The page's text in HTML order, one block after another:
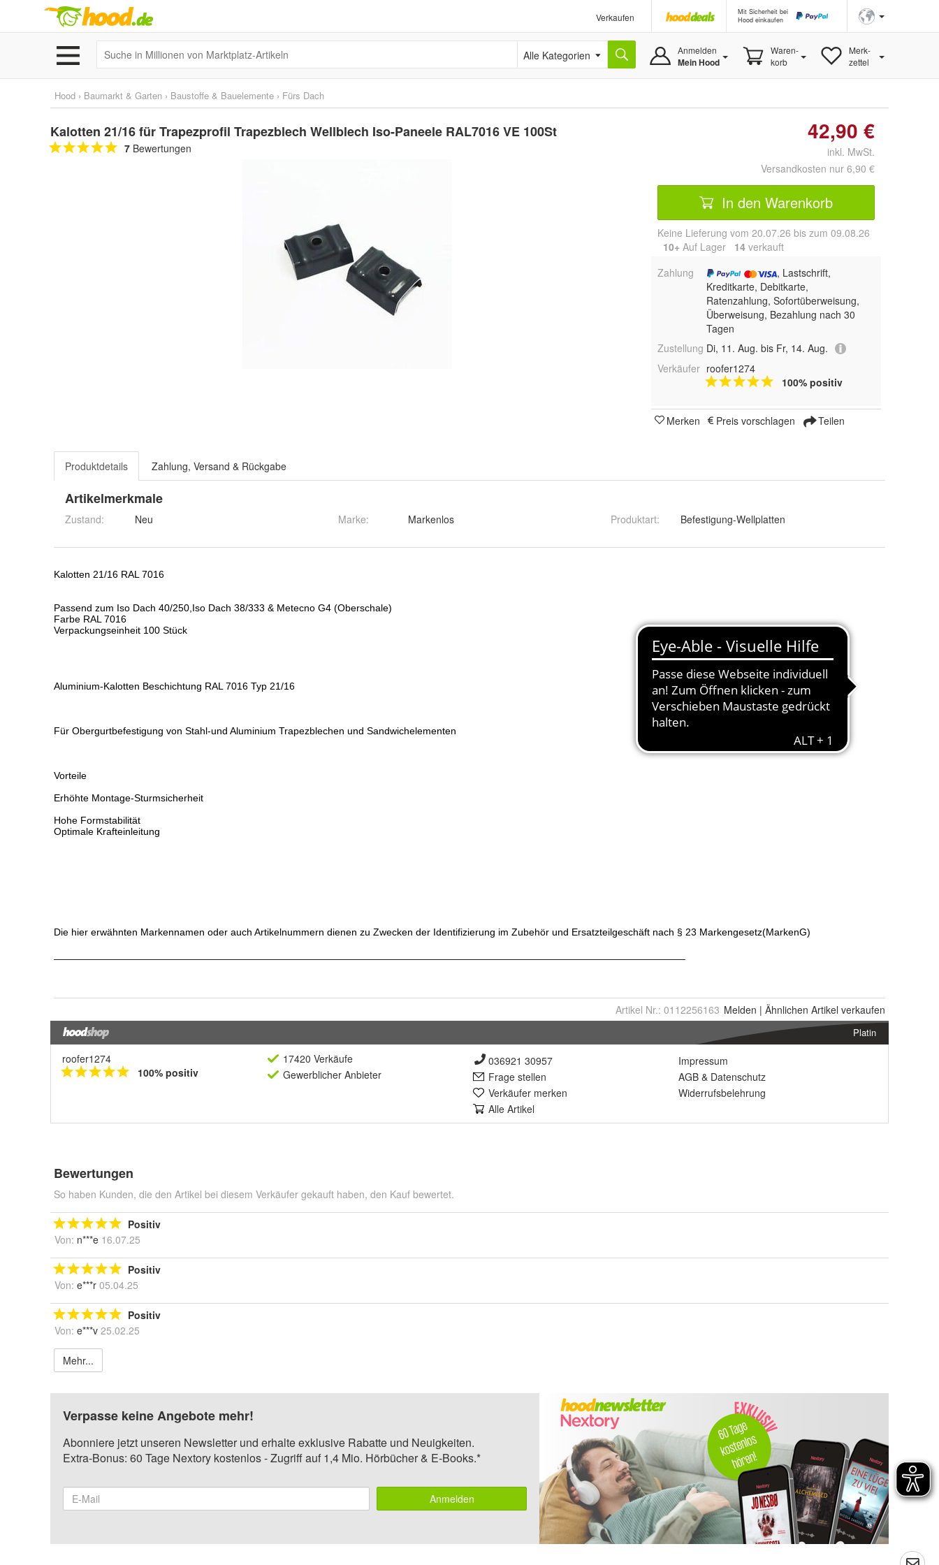
Verkaufen
Mit Sicherheit bei
Hood einkaufen
Alle Kategorien Anmelden
Mein Hood
Waren-
korb
Merk-
zettel
Hood › Baumarkt & Garten › Baustoffe & Bauelemente › Fürs Dach
Kalotten 21/16 für Trapezprofil Trapezblech Wellblech Iso-Paneele RAL7016 VE 100St
7 Bewertungen
42,90 €
inkl. MwSt.
Versandkosten nur 6,90 €
In den Warenkorb
Keine Lieferung vom 20.07.26 bis zum 09.08.26
10+ Auf Lager 14 verkauft
Zahlung
, Lastschrift,
Kreditkarte, Debitkarte,
Ratenzahlung, Sofortüberweisung,
Überweisung, Bezahlung nach 30
Tagen
Zustellung Di, 11. Aug. bis Fr, 14. Aug.
Verkäufer roofer1274
100% positiv
Merken Preis vorschlagen Teilen
Produktdetails Zahlung, Versand & Rückgabe
Artikelmerkmale
Zustand: Neu Marke: Markenlos Produktart: Befestigung-Wellplatten
Artikel Nr.: 0112256163 Melden | Ähnlichen Artikel verkaufen
Platin
roofer1274
100% positiv
17420 Verkäufe
Gewerblicher Anbieter
036921 30957
Frage stellen
Verkäufer merken
Alle Artikel
Impressum
AGB & Datenschutz
Widerrufsbelehrung
Bewertungen
So haben Kunden, die den Artikel bei diesem Verkäufer gekauft haben, den Kauf bewertet.
Positiv
Von: n***e 16.07.25
Positiv
Von: e***r 05.04.25
Positiv
Von: e***v 25.02.25
Mehr...
Verpasse keine Angebote mehr!
Abonniere jetzt unseren Newsletter und erhalte exklusive Rabatte und Neuigkeiten.
Extra-Bonus: 60 Tage Nextory kostenlos - Zugriff auf 1,4 Mio. Hörbücher & E-Books.*
Anmelden